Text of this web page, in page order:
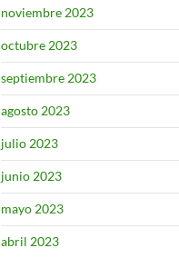
noviembre 2023
octubre 2023
septiembre 2023
agosto 2023
julio 2023
junio 2023
mayo 2023
abril 2023